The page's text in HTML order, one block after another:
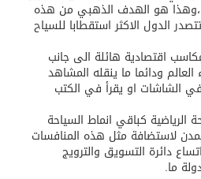
،وهذا هو الهدف الذهبي من هذه
الدول الاكثر استقطابا للسياح
اقتصادية هائلة الى جانب
ودائما ما ينقله المشاهد
في الشاشات او يقرأ في الكتب
الرياضية كباقي انماط السياحة
لاستضافة مثل هذه المنافسات
دائرة التسويق والترويج
ما.